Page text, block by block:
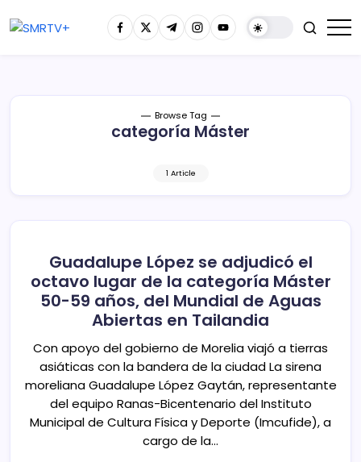
Browse Tag
categoría Máster
1 Article
Guadalupe López se adjudicó el
octavo lugar de la categoría Máster
50-59 años, del Mundial de Aguas
Abiertas en Tailandia
Con apoyo del gobierno de Morelia viajó a tierras
asiáticas con la bandera de la ciudad La sirena
moreliana Guadalupe López Gaytán, representante
del equipo Ranas-Bicentenario del Instituto
Municipal de Cultura Física y Deporte (Imcufide), a
cargo de la…